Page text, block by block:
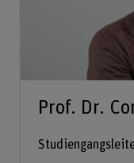
Prof. Dr.